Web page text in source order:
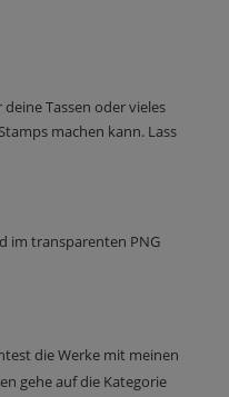
Tassen oder vieles
machen kann. Lass
im transparenten PNG
die Werke mit meinen
gehe auf die Kategorie